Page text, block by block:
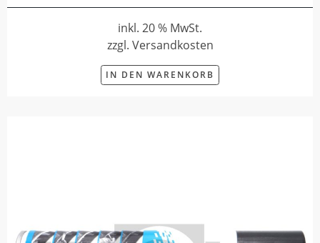
inkl. 20 % MwSt.
zzgl. Versandkosten
IN DEN WARENKORB